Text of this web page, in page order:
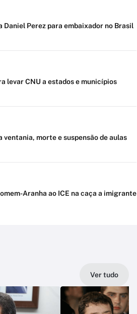
Daniel Perez para embaixador no Brasil
levar CNU a estados e municípios
ventania, morte e suspensão de aulas
Aranha ao ICE na caça a imigrante
Ver tudo